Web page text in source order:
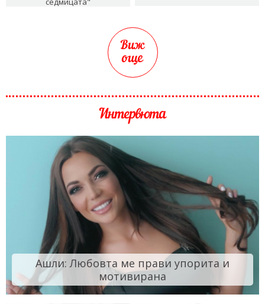
Виж
още
Интервюта
Ашли: Любовта ме прави упорита и
мотивирана